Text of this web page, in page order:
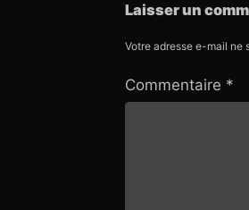
Laisser un
Votre adresse e-mail ne
Commentaire *